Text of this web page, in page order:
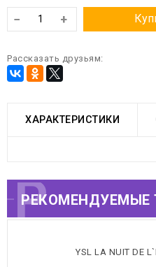
− +
Рассказать друзьям:
ХАРАКТЕРИСТИКИ
РЕКОМЕНДУЕМЫЕ
РЕКОМЕНДУЕМЫЕ
YSL LA NUIT DE